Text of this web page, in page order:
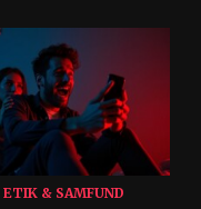
ETIK & SAMFUND